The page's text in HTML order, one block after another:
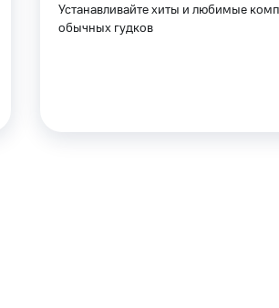
Устанавливайте хиты и любимые
обычных гудков